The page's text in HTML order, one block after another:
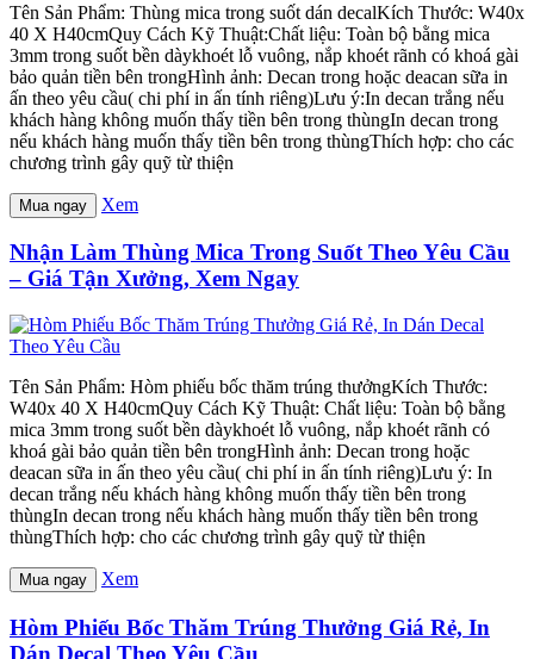
Tên Sản Phẩm: Thùng mica trong suốt dán decalKích Thước: W40x
40 X H40cmQuy Cách Kỹ Thuật:Chất liệu: Toàn bộ bằng mica
3mm trong suốt bền dàykhoét lỗ vuông, nắp khoét rãnh có khoá gài
bảo quản tiền bên trongHình ảnh: Decan trong hoặc deacan sữa in
ấn theo yêu cầu( chi phí in ấn tính riêng)Lưu ý:In decan trắng nếu
khách hàng không muốn thấy tiền bên trong thùngIn decan trong
nếu khách hàng muốn thấy tiền bên trong thùngThích hợp: cho các
chương trình gây quỹ từ thiện
Mua ngay Xem
Nhận Làm Thùng Mica Trong Suốt Theo Yêu Cầu
– Giá Tận Xưởng, Xem Ngay
Tên Sản Phẩm: Hòm phiếu bốc thăm trúng thưởngKích Thước:
W40x 40 X H40cmQuy Cách Kỹ Thuật: Chất liệu: Toàn bộ bằng
mica 3mm trong suốt bền dàykhoét lỗ vuông, nắp khoét rãnh có
khoá gài bảo quản tiền bên trongHình ảnh: Decan trong hoặc
deacan sữa in ấn theo yêu cầu( chi phí in ấn tính riêng)Lưu ý: In
decan trắng nếu khách hàng không muốn thấy tiền bên trong
thùngIn decan trong nếu khách hàng muốn thấy tiền bên trong
thùngThích hợp: cho các chương trình gây quỹ từ thiện
Mua ngay Xem
Hòm Phiếu Bốc Thăm Trúng Thưởng Giá Rẻ, In
Dán Decal Theo Yêu Cầu